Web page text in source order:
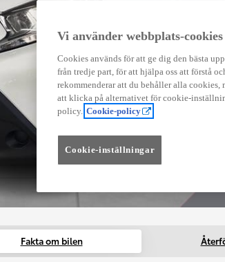
Fakta om bilen
Vi använder webbplats-cookies
Cookies används för att ge dig den bästa
från tredje part, för att hjälpa oss att förstå
rekommenderar att du behåller alla cookies,
att klicka på alternativet för cookie-
policy. Cookie-policy
Cookie-inställningar